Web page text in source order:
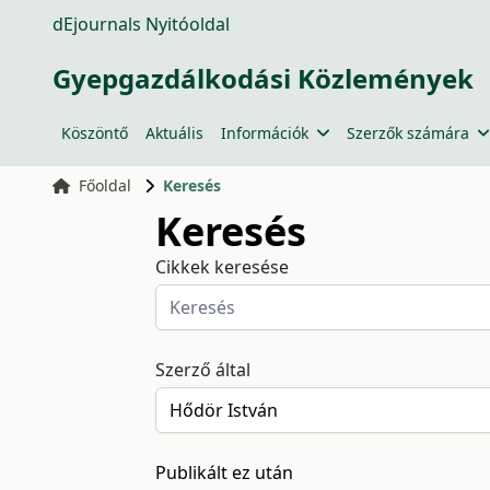
dEjournals Nyitóoldal
Gyepgazdálkodási Közlemények
Köszöntő Aktuális Információk Szerzők számára
Főoldal Keresés
Keresés
Cikkek keresése
Szerző által
Publikált ez után